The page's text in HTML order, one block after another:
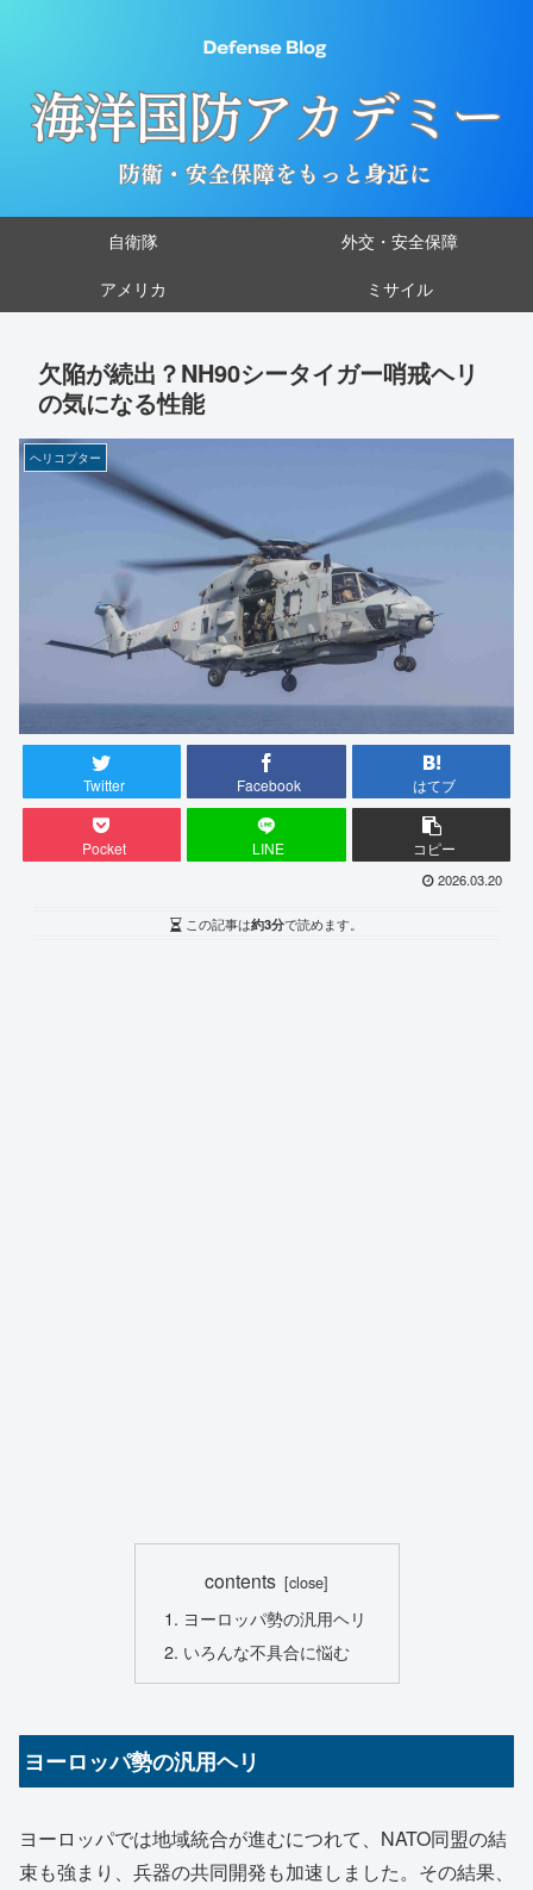
自衛隊
外交・安全保障
アメリカ
ミサイル
欠陥が続出？NH90シータイガー哨戒ヘリ
の気になる性能
ヘリコプター
Twitter Facebook はてブ
Pocket LINE コピー
2026.03.20
この記事は約3分で読めます。
contents
ヨーロッパ勢の汎用ヘリ
いろんな不具合に悩む
ヨーロッパ勢の汎用ヘリ
ヨーロッパでは地域統合が進むにつれて、NATO同盟の結
束も強まり、兵器の共同開発も加速しました。その結果、